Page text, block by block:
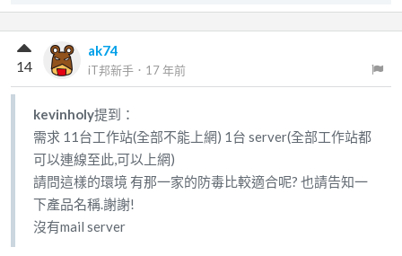
ak74
iT邦新手 ． 17 年前
14
kevinholy提到：
需求 11台工作站(全部不能上網) 1台 server(全部工作站都
可以連線至此,可以上網)
請問這樣的環境 有那一家的防毒比較適合呢? 也請告知一
下產品名稱.謝謝!
沒有mail server